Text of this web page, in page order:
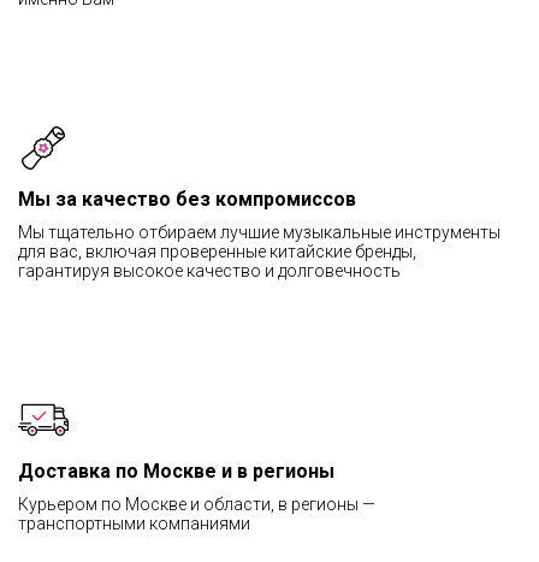
Мы за качество без компромиссов
Мы тщательно отбираем лучшие музыкальные инструменты
для вас, включая проверенные китайские бренды,
гарантируя высокое качество и долговечность
Доставка по Москве и в регионы
Курьером по Москве и области, в регионы —
транспортными компаниями